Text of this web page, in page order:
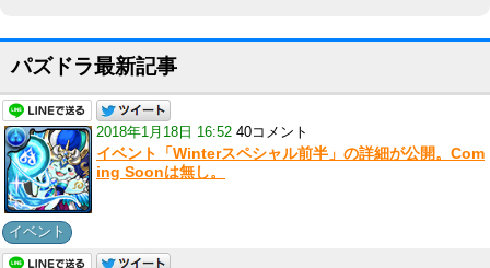
パズドラ最新記事
2018年1月18日 16:52 40コメント
イベント「Winterスペシャル前半」の詳細が公開。Com
ing Soonは無し。
イベント